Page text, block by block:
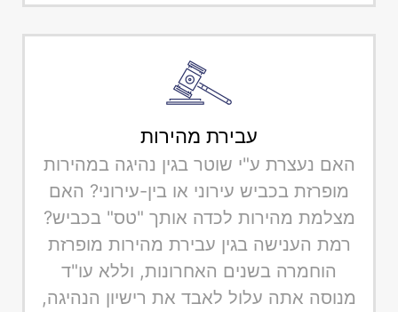
עבירת מהירות
האם נעצרת ע"י שוטר בגין נהיגה במהירות
מופרזת בכביש עירוני או בין-עירוני? האם
מצלמת מהירות לכדה אותך "טס" בכביש?
רמת הענישה בגין עבירת מהירות מופרזת
הוחמרה בשנים האחרונות, וללא עו"ד
מנוסה אתה עלול לאבד את רישיון הנהיגה,